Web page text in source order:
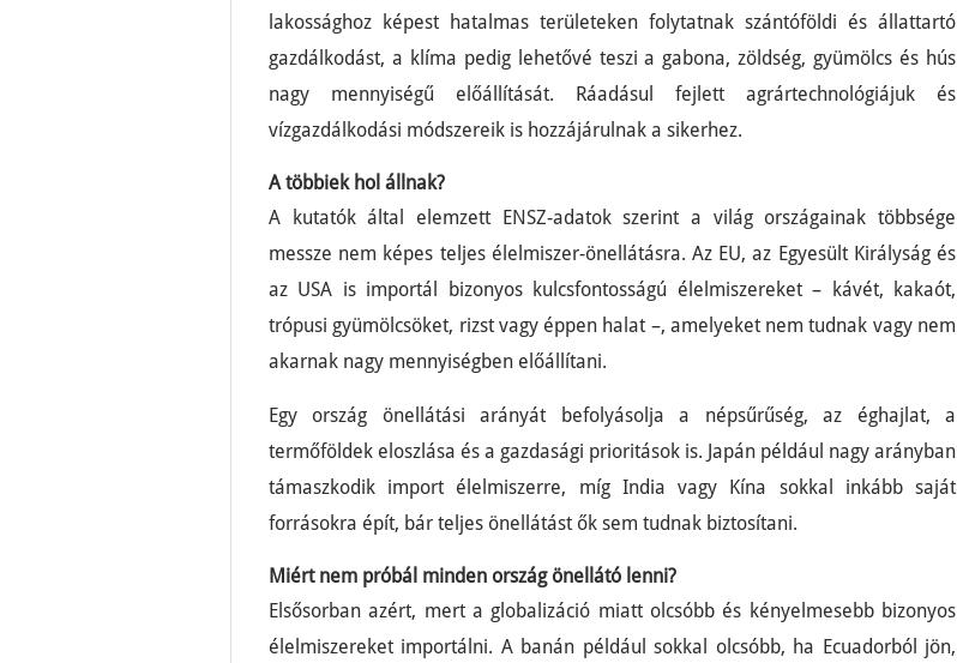
lakossághoz képest hatalmas területeken folytatnak szántóföldi és állattartó
gazdálkodást, a klíma pedig lehetővé teszi a gabona, zöldség, gyümölcs és hús
nagy mennyiségű előállítását. Ráadásul fejlett agrártechnológiájuk és
vízgazdálkodási módszereik is hozzájárulnak a sikerhez.
A többiek hol állnak?
A kutatók által elemzett ENSZ-adatok szerint a világ országainak többsége
messze nem képes teljes élelmiszer-önellátásra. Az EU, az Egyesült Királyság és
az USA is importál bizonyos kulcsfontosságú élelmiszereket – kávét, kakaót,
trópusi gyümölcsöket, rizst vagy éppen halat –, amelyeket nem tudnak vagy nem
akarnak nagy mennyiségben előállítani.
Egy ország önellátási arányát befolyásolja a népsűrűség, az éghajlat, a
termőföldek eloszlása és a gazdasági prioritások is. Japán például nagy arányban
támaszkodik import élelmiszerre, míg India vagy Kína sokkal inkább saját
forrásokra épít, bár teljes önellátást ők sem tudnak biztosítani.
Miért nem próbál minden ország önellátó lenni?
Elsősorban azért, mert a globalizáció miatt olcsóbb és kényelmesebb bizonyos
élelmiszereket importálni. A banán például sokkal olcsóbb, ha Ecuadorból jön,